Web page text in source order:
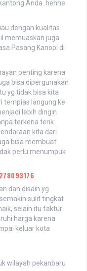
Anda. hehhe
dengan kualitas
memuaskan juga
Pasang Kanopi di
penting karena
bisa dipergunakan
yg tidak bisa kita
tempias langung ke
lebih dingin
terkena terik
kita dari
bisa membuat
perlu menumpuk
dan disain yg
sulit tingkat
selain itu faktur
harga karena
keluar kota
wilayah pekanbaru